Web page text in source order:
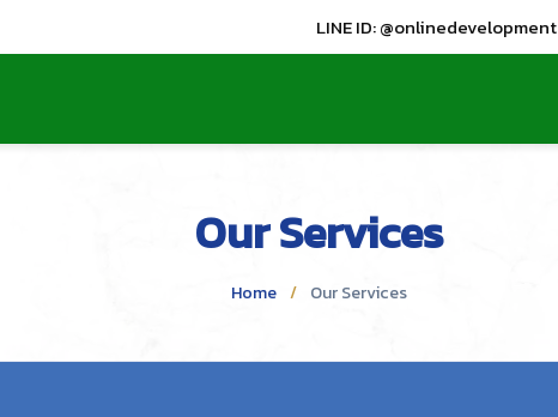
LINE ID: @onlinedevelopment
Our Services
Home Our Services